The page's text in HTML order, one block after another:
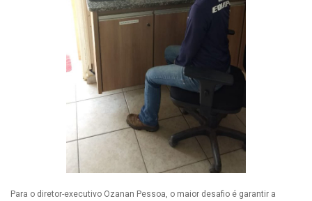
Para o diretor-executivo Ozanan Pessoa, o maior desafio é garantir a